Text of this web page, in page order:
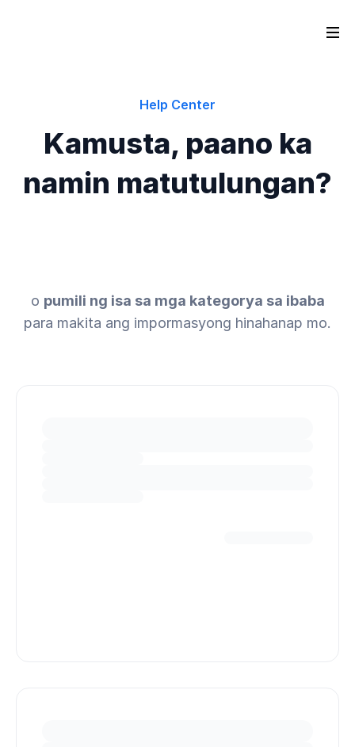
Help Center
Kamusta, paano ka
namin matutulungan?
o pumili ng isa sa mga kategorya sa ibaba
para makita ang impormasyong hinahanap mo.